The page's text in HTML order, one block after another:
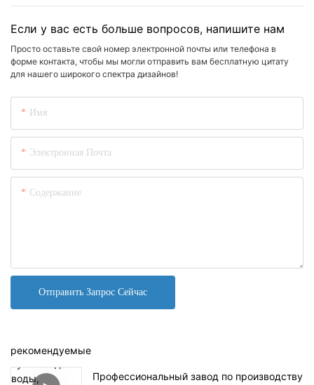
Если у вас есть больше вопросов, напишите нам
Просто оставьте свой номер электронной почты или телефона в
форме контакта, чтобы мы могли отправить вам бесплатную цитату
для нашего широкого спектра дизайнов!
Имя
Электронная Почта
Содержание
Отправить Запрос Сейчас
рекомендуемые
Профессиональный завод по производству